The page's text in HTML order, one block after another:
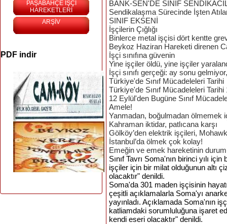
PAŞABAHÇE İŞÇİ
HAREKETLERİ
ARŞİV
PDF indir
BANK-SEN'DE SINIF
Sendikalaşma Sürecinde İşten
SINIF EKSENİ
İşçilerin Çığlığı
Binlerce metal işçisi dört kentte
Beykoz Haziran Hareketi direnen
İşçi sınıfına güvenin
Yine işçiler öldü, yine işçiler
İşçi sınıfı gerçeği: ay sonu
Türkiye'de Sınıf Mücadeleleri Tarihi
Türkiye'de Sınıf Mücadeleleri Tarihi
12 Eylül'den Bugüne Sınıf
Amele!
Yanmadan, boğulmadan ölmemek
Kahraman iktidar, patlıcana karşı
Gölköy’den elektrik işçileri,
İstanbul’da ölmek çok kolay!
Emeğin ve emek hareketinin
Sınıf Tavrı Soma'nın birinci yılı için
işçiler için bir milat olduğunun altı
olacaktır" denildi.
Soma'da 301 maden işçisinin
çeşitli açıklamalarla Soma'yı
yayınladı. Açıklamada Soma'nın
katliamdaki sorumluluğuna işaret
kendi eseri olacaktır" denildi.